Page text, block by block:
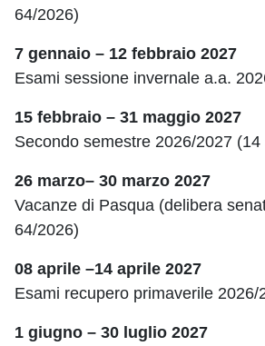
64/2026)
7 gennaio – 12 febbraio 2027
Esami sessione invernale a.a.
15 febbraio – 31 maggio 2027
Secondo semestre 2026/2027 (14
26 marzo– 30 marzo 2027
Vacanze di Pasqua (delibera
64/2026)
08 aprile –14 aprile 2027
Esami recupero primaverile 2026/
1 giugno – 30 luglio 2027